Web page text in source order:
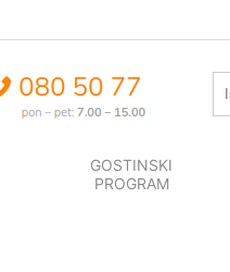
GOSTINSKI
PROGRAM